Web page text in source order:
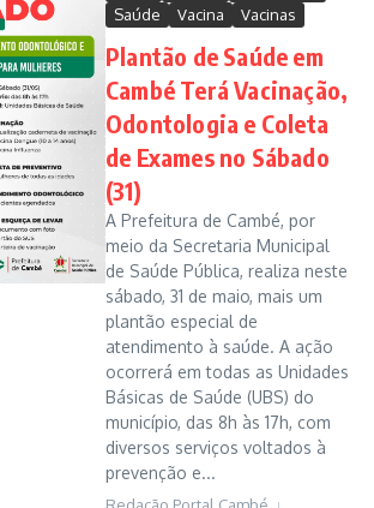
Saúde
Vacina Vacinas
Plantão de Saúde em
Cambé Terá Vacinação,
Odontologia e Coleta
de Exames no Sábado
(31)
A Prefeitura de Cambé, por
meio da Secretaria Municipal
de Saúde Pública, realiza neste
sábado, 31 de maio, mais um
plantão especial de
atendimento à saúde. A ação
ocorrerá em todas as Unidades
Básicas de Saúde (UBS) do
município, das 8h às 17h, com
diversos serviços voltados à
prevenção e...